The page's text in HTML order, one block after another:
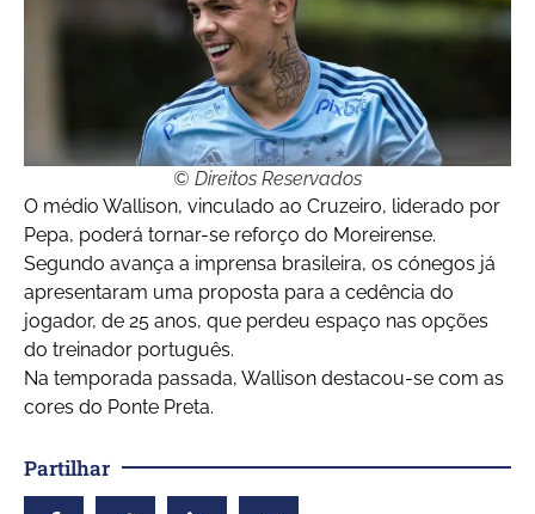
© Direitos Reservados
O médio Wallison, vinculado ao Cruzeiro, liderado por
Pepa, poderá tornar-se reforço do Moreirense.
Segundo avança a imprensa brasileira, os cónegos já
apresentaram uma proposta para a cedência do
jogador, de 25 anos, que perdeu espaço nas opções
do treinador português.
Na temporada passada, Wallison destacou-se com as
cores do Ponte Preta.
Partilhar